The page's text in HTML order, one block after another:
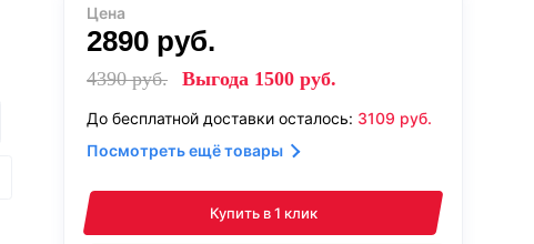
Цена
2890 руб.
4390руб. Выгода 1500 руб.
До бесплатной доставки осталось: 3109 руб.
Посмотреть ещё товары
Купить в 1 клик